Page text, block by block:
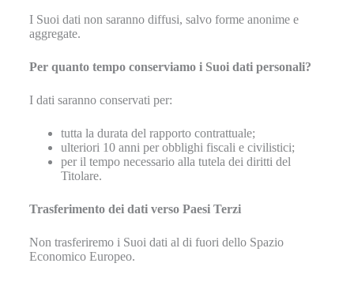
I Suoi dati non saranno diffusi, salvo forme anonime e
aggregate.
Per quanto tempo conserviamo i Suoi dati personali?
I dati saranno conservati per:
tutta la durata del rapporto contrattuale;
ulteriori 10 anni per obblighi fiscali e civilistici;
per il tempo necessario alla tutela dei diritti del
Titolare.
Trasferimento dei dati verso Paesi Terzi
Non trasferiremo i Suoi dati al di fuori dello Spazio
Economico Europeo.